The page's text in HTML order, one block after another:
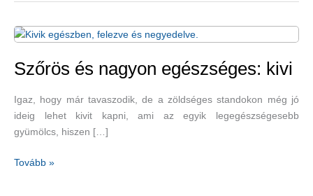
Szőrös és nagyon egészséges: kivi
Igaz, hogy már tavaszodik, de a zöldséges standokon még jó
ideig lehet kivit kapni, ami az egyik legegészségesebb
gyümölcs, hiszen […]
Szőrös
Tovább »